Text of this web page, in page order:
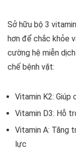
Sở hữu bộ 3
hơn để chắc khỏe
cường hệ miễn
chế bệnh vặt:
Vitamin K2: Giúp
Vitamin D3: Hỗ
Vitamin A: Tăng
lực